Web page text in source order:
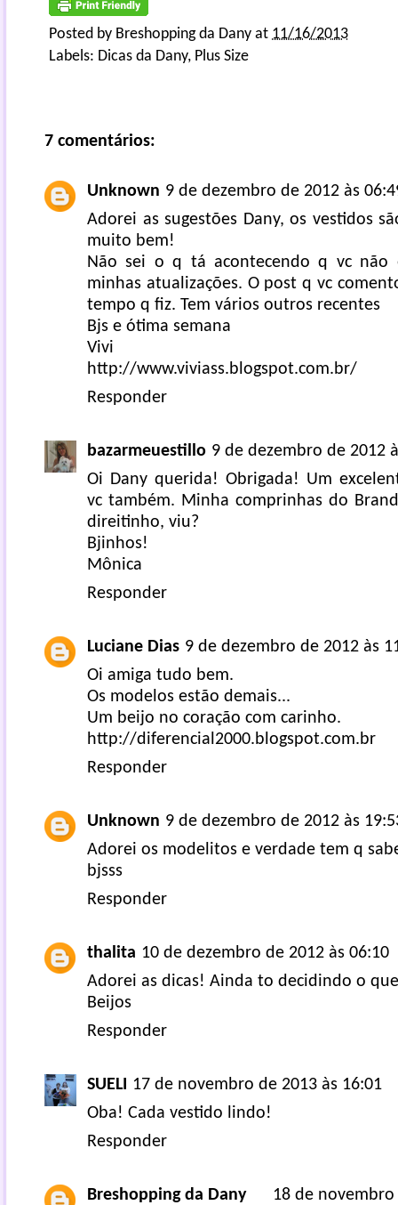
Posted by Breshopping da Dany at 11/16/2013
Labels: Dicas da Dany, Plus Size
7 comentários:
Unknown 9 de dezembro de 2012 às
Adorei as sugestões Dany, os vestidos
muito bem!
Não sei o q tá acontecendo q vc não
minhas atualizações. O post q vc
tempo q fiz. Tem vários outros recentes
Bjs e ótima semana
Vivi
http://www.viviass.blogspot.com.br/
Responder
bazarmeuestillo 9 de dezembro de 2012
Oi Dany querida! Obrigada! Um
vc também. Minha comprinhas do
direitinho, viu?
Bjinhos!
Mônica
Responder
Luciane Dias 9 de dezembro de 2012 às
Oi amiga tudo bem.
Os modelos estão demais...
Um beijo no coração com carinho.
http://diferencial2000.blogspot.com.br
Responder
Unknown 9 de dezembro de 2012 às
Adorei os modelitos e verdade tem q
bjsss
Responder
thalita 10 de dezembro de 2012 às 06:10
Adorei as dicas! Ainda to decidindo o
Beijos
Responder
SUELI 17 de novembro de 2013 às 16:01
Oba! Cada vestido lindo!
Responder
Breshopping da Dany
18 de novembro